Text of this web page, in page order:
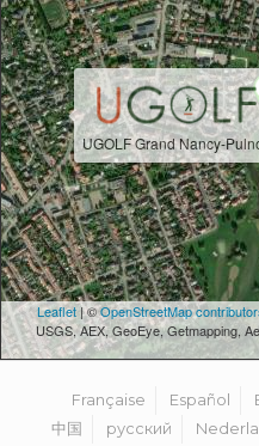
UGOLF Grand Nancy-
Leaflet| ©OpenStreetMap
USGS, AEX, GeoEye, Getmapping,
Español
Française
русский
中国